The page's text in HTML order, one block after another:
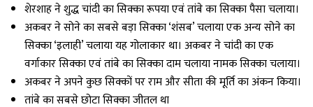
शेरशाह ने शुद्ध चांदी का सिक्का रूपया एवं तांबे का सिक्का पैसा चलाया।
अकबर ने सोने का सबसे बड़ा सिक्का ‘शंसब’ चलाया एक अन्य सोने का
सिक्का ‘इलाही’ चलाया यह गोलाकार था। अकबर ने चांदी का एक
वर्गाकार सिक्का एवं तांबे का सिक्का दाम चलाया नामक सिक्का चलाया।
अकबर ने अपने कुछ सिक्कों पर राम और सीता की मूर्ति का अंकन किया।
तांबे का सबसे छोटा सिक्का जीतल था